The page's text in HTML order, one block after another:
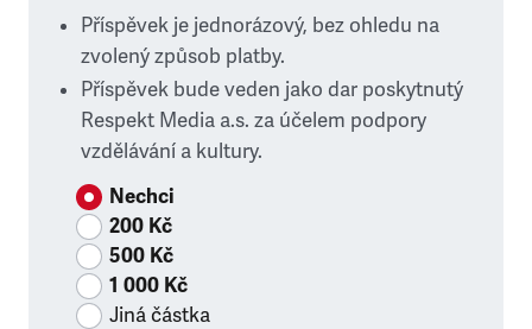
Příspěvek je jednorázový, bez ohledu na
zvolený způsob platby.
Příspěvek bude veden jako dar poskytnutý
Respekt Media a.s. za účelem podpory
vzdělávání a kultury.
Nechci
200 Kč
500 Kč
1 000 Kč
Jiná částka